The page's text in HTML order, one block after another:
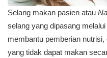
Selang makan pasien atau
selang yang dipasang
membantu pemberian
yang tidak dapat makan